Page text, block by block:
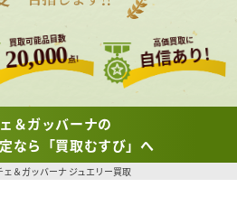
買取可能品目数
20,000点!
高価買取に
自信あり!
＆ガッバーナの
なら「買取むすび」へ
ェ＆ガッバーナ ジュエリー買取